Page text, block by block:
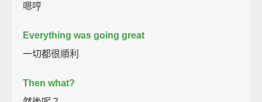
嗯哼
Everything was going great
一切都很順利
Then what?